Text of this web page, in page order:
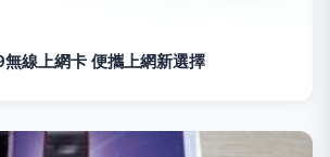
線上網卡 便攜上網新選擇